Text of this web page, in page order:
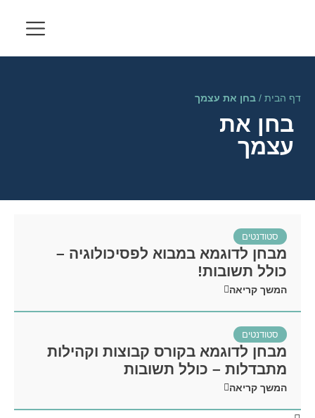
דף הבית / בחן את עצמך
בחן את
עצמך
סטודנטים
מבחן לדוגמא במבוא לפסיכולוגיה –
כולל תשובות!
המשך קריאה
סטודנטים
מבחן לדוגמא בקורס קבוצות וקהילות
מתבדלות – כולל תשובות
המשך קריאה